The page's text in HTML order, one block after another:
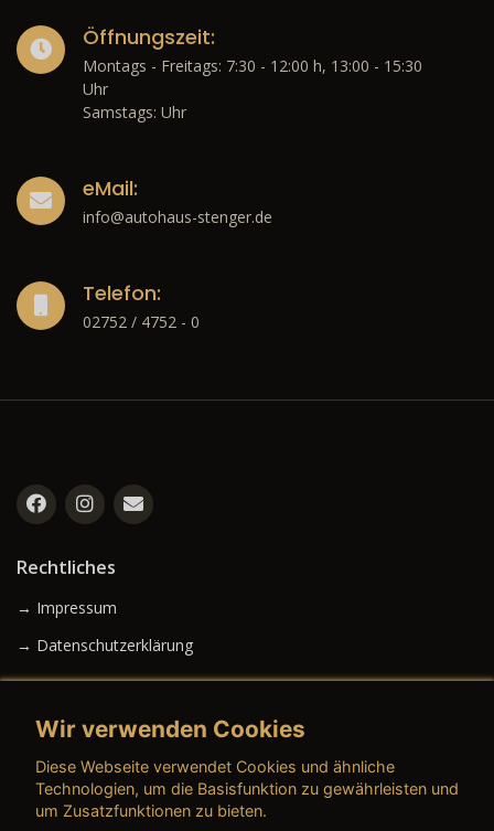
Öffnungszeit:
Montags - Freitags: 7:30 - 12:00 h, 13:00 - 15:30
Uhr
Samstags: Uhr
eMail:
info@autohaus-stenger.de
Telefon:
02752 / 4752 - 0
Rechtliches
→ Impressum
→ Datenschutzerklärung
→ AGB (Gebrauchtwagen)
Wir verwenden Cookies
Diese Webseite verwendet Cookies und ähnliche
Technologien, um die Basisfunktion zu gewährleisten und
um Zusatzfunktionen zu bieten.